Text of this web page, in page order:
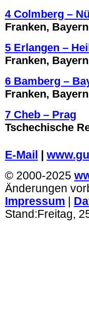
4 Colmberg –
Franken, Bayern
5 Erlangen –
Franken, Bayern
6 Bamberg –
Franken, Bayern
7 Cheb – Prag
Tschechische
E-Mail
© 2000-2025
Änderungen
Impressum
Stand:Freitag,